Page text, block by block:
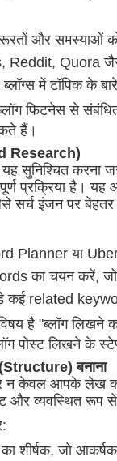
और समस्याओं
Quora
में टॉपिक के
फिटनेस से
हैं।
Research)
सुनिश्चित करना
प्रक्रिया है।
सर्च इंजन पर
Planner या
का चयन करें, जो
कई related
है "ब्लॉग लिखने
पोस्ट लिखने के
बनाना
न केवल आपके लेख
और व्यवस्थित रूप से
शीर्षक, जो